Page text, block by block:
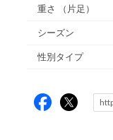
重さ （片足）
シーズン
性別タイプ